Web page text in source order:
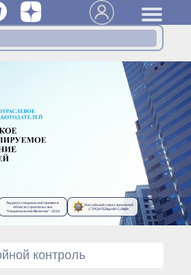
Органы управления Ассоциации
● Общее собрание членов
● Генеральный директор
Специализированные органы
● Контрольный комитет
● Дисциплинарный комитет
● Архив
Протоколы органов управления
● Протоколы Правления
Лауреат специальной премии в
области строительства
“Национальное Величие”- 2010
Российский союз строителей
СТРОИТЕЛЬНАЯ СЛАВА
контроль